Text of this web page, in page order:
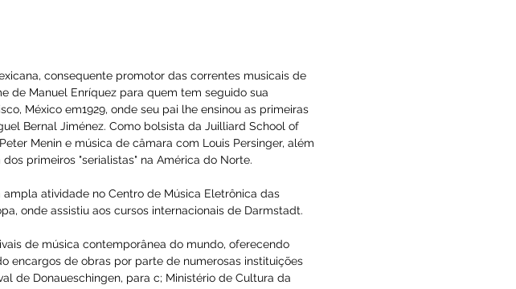
e as Cirandinhas, as Danças Características Brasileiras,
Suítes Infantis) constituem-se de diversas peças de curta duração.
que aliam piano (s) e orquestra (ohm° o Choros n° a, a
do pensamento rítmico, aliás elementos constantes do
salão de fins do século XIX e inícios do século XX. Seu tema tem,
Mas esta valsa é bem Villa-Lobos, com suas harmonias,
de gosto popular.